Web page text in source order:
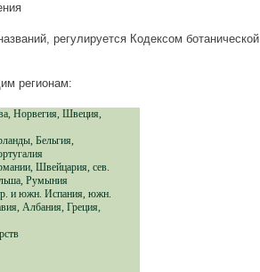
регулируется Кодексом ботанической
регионам:
Норвегия, Швеция,
Бельгия,
Швейцария, сев.
Румыния
и южн. Испания, южн.
Албания, Греция,